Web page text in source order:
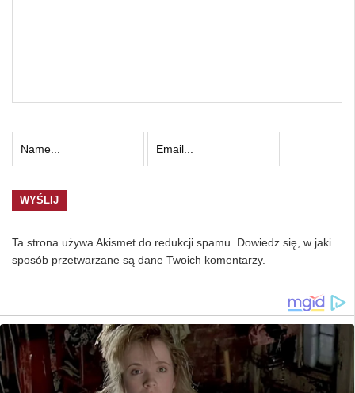
Ta strona używa Akismet do redukcji spamu. Dowiedz się, w jaki
sposób przetwarzane są dane Twoich komentarzy.